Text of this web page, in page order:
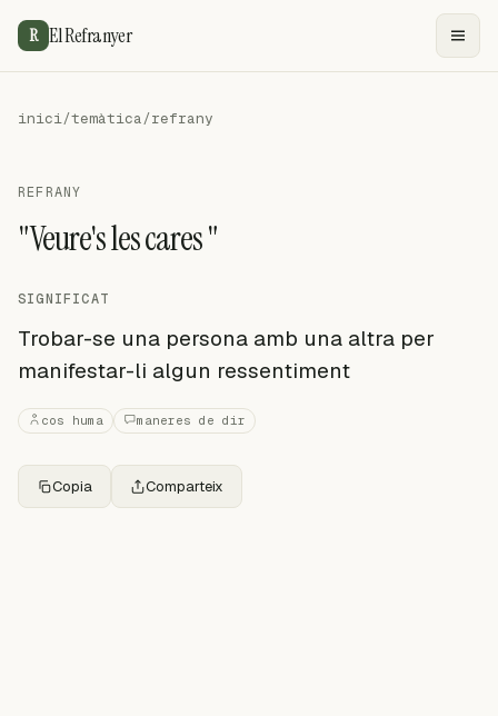
R El Refranyer
inici/temàtica/refrany
REFRANY
"Veure's les cares "
SIGNIFICAT
Trobar-se una persona amb una altra per
manifestar-li algun ressentiment
cos huma maneres de dir
Copia Comparteix